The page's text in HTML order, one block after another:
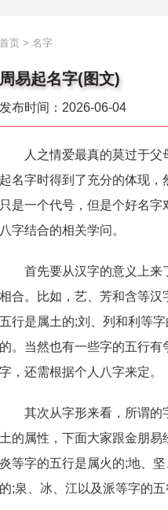
首页 > 名字
周易起名字(图文)
发布时间：2026-06-04
人之情爱最真的莫过于父母
起名字时得到了充分的体现
只是一个代号，但是个好名
八字结合的相关学问。
首先要从汉字的意义上来了
相合。比如，艺、芳和含等
五行是属土的;刘、列和利等
的。当然也有一些字的五行
字，还需根据个人八字来定。
其次从字形来看，所谓的字
土的属性，下面大家跟金朋
炎等字的五行是属火的;地、
的;泉、冰、江以及派等字的五